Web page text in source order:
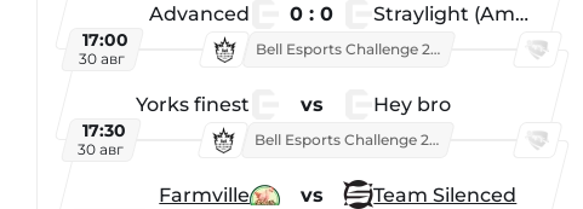
Advanced 0 : 0 Straylight (American team)
17:00
30 авг
Bell Esports Challenge 2026
Yorks finest vs Hey bro
17:30
30 авг
Bell Esports Challenge 2026
Farmville vs Team Silenced